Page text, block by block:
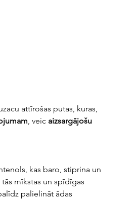
attīrošas putas, kuras,
, veic aizsargājošu
kas baro, stiprina un
mīkstas un spīdīgas
palielināt ādas